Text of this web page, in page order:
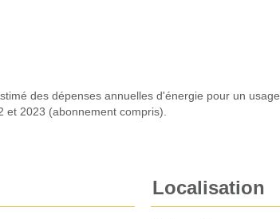
des dépenses annuelles d'énergie pour un usage
et 2023 (abonnement compris).
Localisation